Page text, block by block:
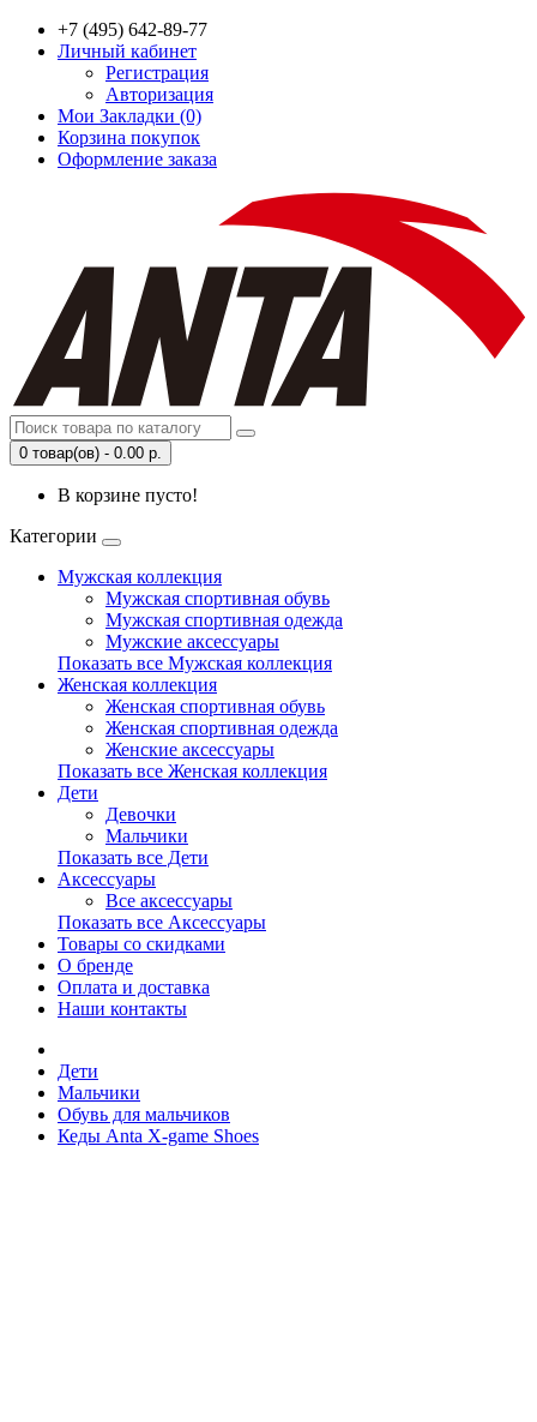
+7 (495) 642-89-77
Личный кабинет
Регистрация
Авторизация
Мои Закладки (0)
Корзина покупок
Оформление заказа
0 товар(ов) - 0.00 р.
В корзине пусто!
Категории
Мужская коллекция
Мужская спортивная обувь
Мужская спортивная одежда
Мужские аксессуары
Показать все Мужская коллекция
Женская коллекция
Женская спортивная обувь
Женская спортивная одежда
Женские аксессуары
Показать все Женская коллекция
Дети
Девочки
Мальчики
Показать все Дети
Аксессуары
Все аксессуары
Показать все Аксессуары
Товары со скидками
О бренде
Оплата и доставка
Наши контакты
Дети
Мальчики
Обувь для мальчиков
Кеды Anta X-game Shoes